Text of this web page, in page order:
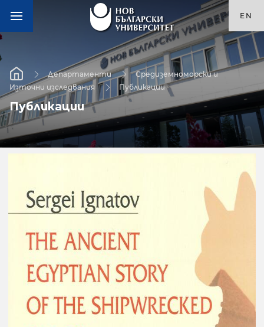
EN
Департаменти
Средиземноморски и
Източни изследвания
Публикации
Публикации